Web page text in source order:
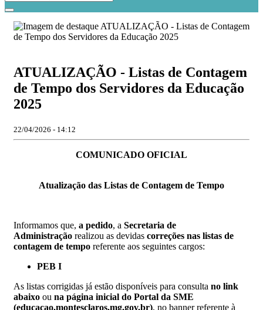
ATUALIZAÇÃO - Listas de Contagem
de Tempo dos Servidores da Educação
2025
22/04/2026 - 14:12
COMUNICADO OFICIAL
Atualização das Listas de Contagem de Tempo
Informamos que, a pedido, a Secretaria de
Administração realizou as devidas correções nas listas de
contagem de tempo referente aos seguintes cargos:
PEB I
As listas corrigidas já estão disponíveis para consulta no link
abaixo ou na página inicial do Portal da SME
(educacao.montesclaros.mg.gov.br), no banner referente à